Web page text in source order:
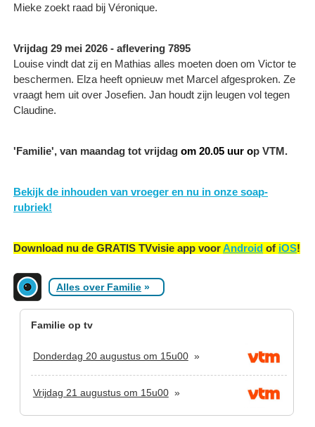
Mieke zoekt raad bij Véronique.
Vrijdag 29 mei 2026 - aflevering 7895
Louise vindt dat zij en Mathias alles moeten doen om Victor te
beschermen. Elza heeft opnieuw met Marcel afgesproken. Ze
vraagt hem uit over Josefien. Jan houdt zijn leugen vol tegen
Claudine.
'Familie', van maandag tot vrijdag om 20.05 uur op VTM.
Bekijk de inhouden van vroeger en nu in onze soap-
rubriek!
Download nu de GRATIS TVvisie app voorAndroid of iOS!
Alles over Familie »
Familie op tv
Donderdag 20 augustus om 15u00»
Vrijdag 21 augustus om 15u00»